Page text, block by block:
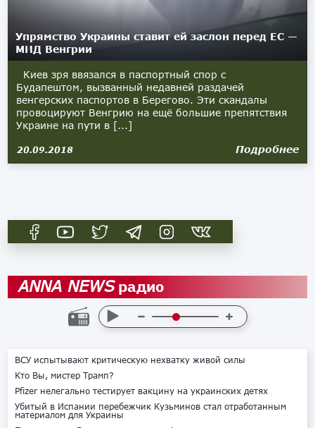
Упрямство Украины ставит ей заслон перед ЕС —
МИД Венгрии
Киев зря ввязался в паспортный спор с
Будапештом, вызванный недавней раздачей
венгерских паспортов в Берегово. Эти скандалы
провоцируют Венгрию на ещё большие препятствия
Украине на пути в [...]
20.09.2018 Подробнее
ANNA NEWSрадио
ВСУ испытывают критическую нехватку живой силы
Кто Вы, мистер Трамп?
Pfizer нелегально тестирует вакцину на украинских детях
Убитый в Испании перебежчик Кузьминов стал отработанным
материалом для Украины